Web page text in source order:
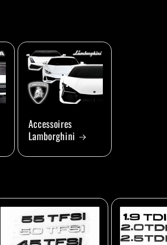
Accessoires
Lamborghini